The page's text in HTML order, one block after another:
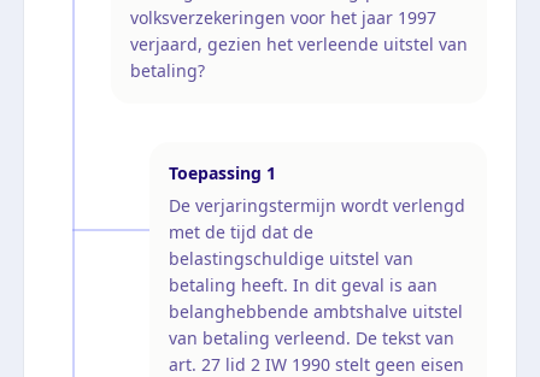
volksverzekeringen voor het jaar 1997
verjaard, gezien het verleende uitstel van
betaling?
Toepassing 1
De verjaringstermijn wordt verlengd
met de tijd dat de
belastingschuldige uitstel van
betaling heeft. In dit geval is aan
belanghebbende ambtshalve uitstel
van betaling verleend. De tekst van
art. 27 lid 2 IW 1990 stelt geen eisen